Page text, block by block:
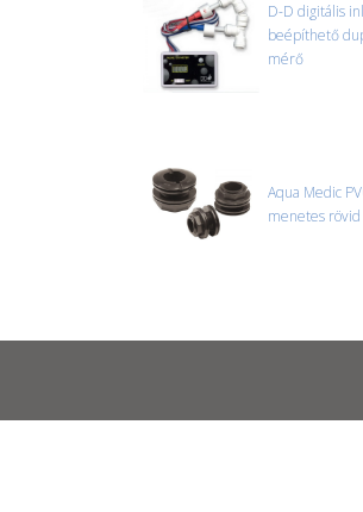
D-D digitális
beépíthető
mérő
Aqua Medic
menetes